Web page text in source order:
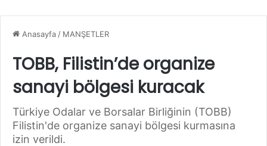
Anasayfa / MANŞETLER
TOBB, Filistin’de organize
sanayi bölgesi kuracak
Türkiye Odalar ve Borsalar Birliğinin (TOBB)
Filistin'de organize sanayi bölgesi kurmasına
izin verildi.